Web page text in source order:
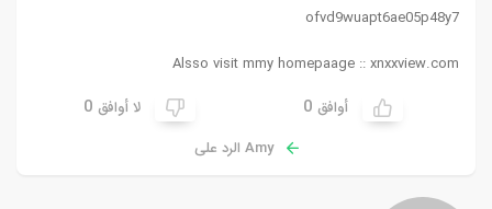
ofvd9wuapt6ae05p48y7
Alsso visit mmy homepaage ::xnxxview.com
أوافق0 لا أوافق0
Amy الرد على